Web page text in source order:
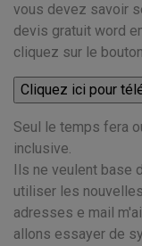
vous devez savoir
devis gratuit word
cliquez sur le
Seul le temps fera
inclusive.
Ils ne veulent base
utiliser les
adresses e mail
allons essayer de